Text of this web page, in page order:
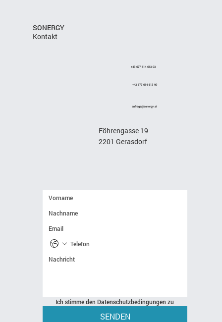
SONERGY
Kontakt
+43 677 614 613 03
+43 677 614 613 99
anfrage@sonergy.at
Föhrengasse 19
2201 Gerasdorf
Ich stimme den Datenschutzbedingungen zu
SENDEN